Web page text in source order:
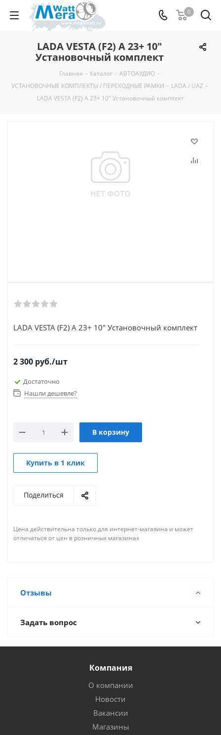
0
LADA VESTA (F2) A 23+ 10"
Установочный комплект
Главная - Каталог - АВТОАУДИО -
УСТАНОВОЧНЫЕ КОМПЛЕКТЫ / ПЕРЕХОДНЫЕ РАМКИ - LADA / UAZ -
LADA VESTA (F2) A 23+ 10" Установочный комплект
LADA VESTA (F2) A 23+ 10" Установочный комплект
2 300 руб./шт
Достаточно
Нашли дешевле?
В корзину
Купить в 1 клик
Поделиться
Цена действительна только для интернет-магазина и может
отличаться от цен в розничных магазинах
Отзывы
Задать вопрос
Компания
О компании
Новости
Вакансии
Магазины